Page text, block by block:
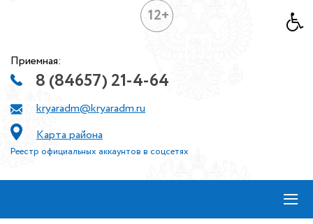
12+
Приемная:
8 (84657) 21-4-64
kryaradm@kryaradm.ru
Карта района
Реестр официальных аккаунтов в соцсетях
≡